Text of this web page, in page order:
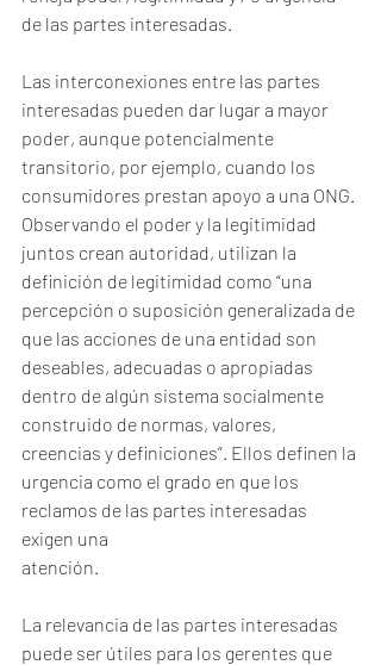
de las partes interesadas.
Las interconexiones entre las partes
interesadas pueden dar lugar a mayor
poder, aunque potencialmente
transitorio, por ejemplo, cuando los
consumidores prestan apoyo a una ONG.
Observando el poder y la legitimidad
juntos crean autoridad, utilizan la
definición de legitimidad como “una
percepción o suposición generalizada de
que las acciones de una entidad son
deseables, adecuadas o apropiadas
dentro de algún sistema socialmente
construido de normas, valores,
creencias y definiciones”. Ellos definen la
urgencia como el grado en que los
reclamos de las partes interesadas
exigen una
atención.
La relevancia de las partes interesadas
puede ser útiles para los gerentes que